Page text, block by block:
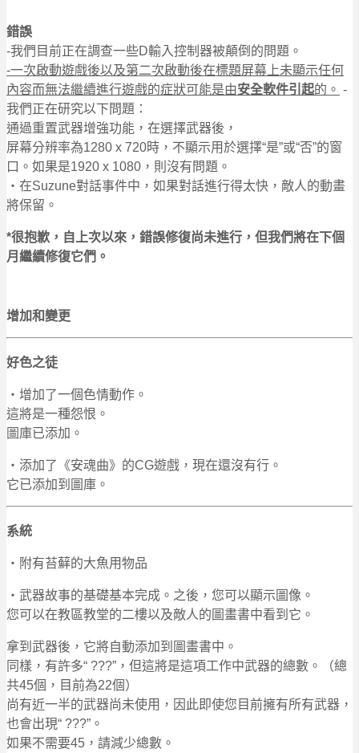
錯誤
-我們目前正在調查一些D輸入控制器被顛倒的問題。
-一次啟動遊戲後以及第二次啟動後在標題屏幕上未顯示任何
內容而無法繼續進行遊戲的症狀可能是由安全軟件引起的。 -
我們正在研究以下問題：
通過重置武器增強功能，在選擇武器後，
屏幕分辨率為1280 x 720時，不顯示用於選擇“是”或“否”的窗
口。如果是1920 x 1080，則沒有問題。
・在Suzune對話事件中，如果對話進行得太快，敵人的動畫
將保留。
*很抱歉，自上次以來，錯誤修復尚未進行，但我們將在下個
月繼續修復它們。
增加和變更
好色之徒
・增加了一個色情動作。
這將是一種怨恨。
圖庫已添加。
・添加了《安魂曲》的CG遊戲，現在還沒有行。
它已添加到圖庫。
系統
・附有苔蘚的大魚用物品
・武器故事的基礎基本完成。之後，您可以顯示圖像。
您可以在教區教堂的二樓以及敵人的圖畫書中看到它。
拿到武器後，它將自動添加到圖畫書中。
同樣，有許多“ ???”，但這將是這項工作中武器的總數。（總
共45個，目前為22個）
尚有近一半的武器尚未使用，因此即使您目前擁有所有武器，
也會出現“ ???”。
如果不需要45，請減少總數。